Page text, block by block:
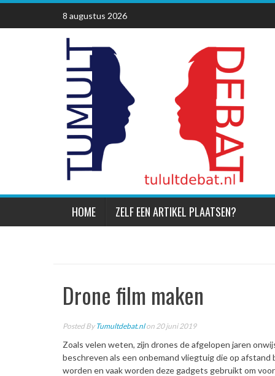
Skip
content
8 augustus 2026
HOME ZELF EEN ARTIKEL PLAATSEN?
Drone film maken
Posted By Tumultdebat.nlon 20 juni 2019
Zoals velen weten, zijn drones de afgelopen jaren
beschreven als een onbemand vliegtuig die op afstand
worden en vaak worden deze gadgets gebruikt om